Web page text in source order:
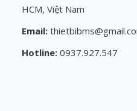
HCM, Việt Nam
Email:
Hotline: 0937.927.547